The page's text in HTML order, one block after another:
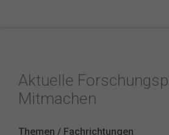
Aktuelle
Mitmachen
Themen / Fachrichtungen